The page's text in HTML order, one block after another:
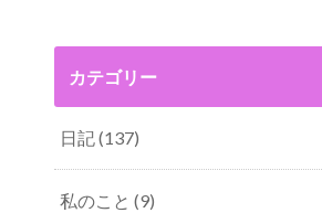
カテゴリー
日記(137)
私のこと (9)